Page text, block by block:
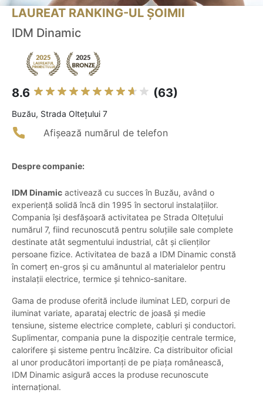
LAUREAT RANKING-UL ȘOIMII
IDM Dinamic
8.6 (63)
Buzău, Strada Oltețului 7
Afișează numărul de telefon
Despre companie:
IDM Dinamic activează cu succes în Buzău, având o
experiență solidă încă din 1995 în sectorul instalațiilor.
Compania își desfășoară activitatea pe Strada Oltețului
numărul 7, fiind recunoscută pentru soluțiile sale complete
destinate atât segmentului industrial, cât și clienților
persoane fizice. Activitatea de bază a IDM Dinamic constă
în comerț en-gros și cu amănuntul al materialelor pentru
instalații electrice, termice și tehnico-sanitare.
Gama de produse oferită include iluminat LED, corpuri de
iluminat variate, aparataj electric de joasă și medie
tensiune, sisteme electrice complete, cabluri și conductori.
Suplimentar, compania pune la dispoziție centrale termice,
calorifere și sisteme pentru încălzire. Ca distribuitor oficial
al unor producători importanți de pe piața românească,
IDM Dinamic asigură acces la produse recunoscute
internațional.